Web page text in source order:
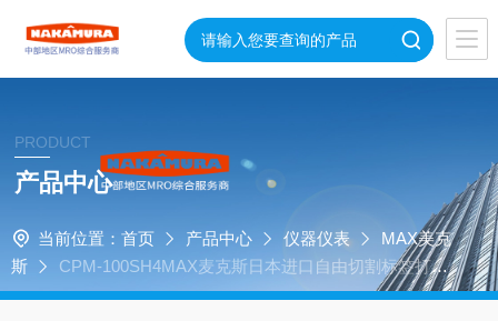
PRODUCT
产品中心
当前位置： 首页 产品中心 仪器仪表
MAX美克
斯
CPM-100SH4MAX麦克斯日本进口自由切割标签打印
机